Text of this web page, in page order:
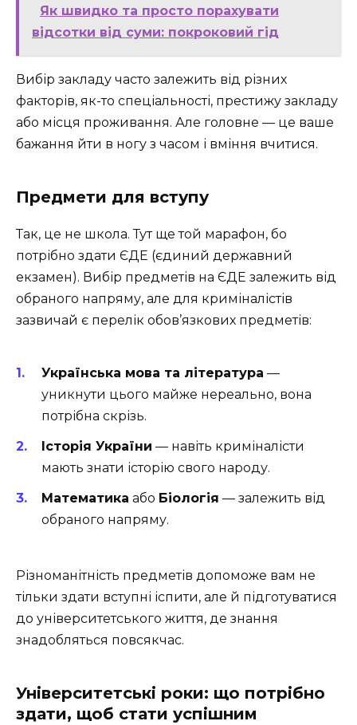
Як швидко та просто порахувати
відсотки від суми: покроковий гід
Вибір закладу часто залежить від різних
факторів, як-то спеціальності, престижу закладу
або місця проживання. Але головне — це ваше
бажання йти в ногу з часом і вміння вчитися.
Предмети для вступу
Так, це не школа. Тут ще той марафон, бо
потрібно здати ЄДЕ (єдиний державний
екзамен). Вибір предметів на ЄДЕ залежить від
обраного напряму, але для криміналістів
зазвичай є перелік обов’язкових предметів:
Українська мова та література —
уникнути цього майже нереально, вона
потрібна скрізь.
Історія України — навіть криміналісти
мають знати історію свого народу.
Математика або Біологія — залежить від
обраного напряму.
Різноманітність предметів допоможе вам не
тільки здати вступні іспити, але й підготуватися
до університетського життя, де знання
знадобляться повсякчас.
Університетські роки: що потрібно
здати, щоб стати успішним